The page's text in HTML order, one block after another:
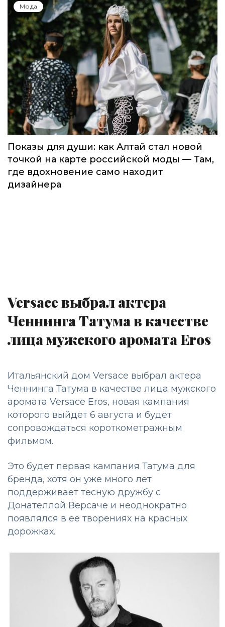
Мода
Показы для души: как Алтай стал новой
точкой на карте российской моды — Там,
где вдохновение само находит
дизайнера
Versace выбрал актера
Ченнинга Татума в качестве
лица мужского аромата Eros
Итальянский дом Versace выбрал актера
Ченнинга Татума в качестве лица мужского
аромата Versace Eros, новая кампания
которого выйдет 6 августа и будет
сопровождаться короткометражным
фильмом.
Это будет первая кампания Татума для
бренда, хотя он уже много лет
поддерживает тесную дружбу с
Донателлой Версаче и неоднократно
появлялся в ее творениях на красных
дорожках.